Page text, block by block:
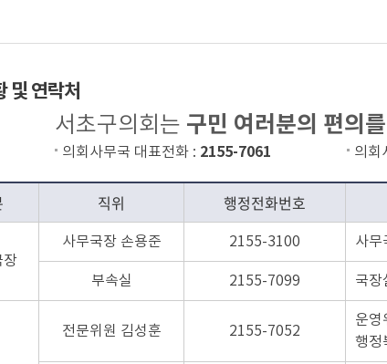
및 연락처
서초구의회는 구민 여러분의 편의
의회사무국 대표전화 : 2155-7061 의회
직위 행정전화번호
장
사무국장 손용준 2155-3100 사무
부속실 2155-7099 국장
전문위원 김성훈 2155-7052
운영
행정